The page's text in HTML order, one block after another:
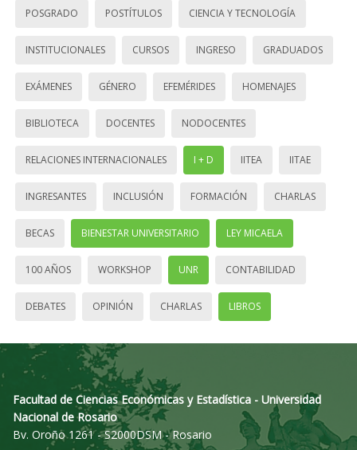
POSGRADO POSTÍTULOS CIENCIA Y TECNOLOGÍA
INSTITUCIONALES CURSOS INGRESO GRADUADOS
EXÁMENES GÉNERO EFEMÉRIDES HOMENAJES
BIBLIOTECA DOCENTES NODOCENTES
RELACIONES INTERNACIONALES I + D IITEA IITAE
INGRESANTES INCLUSIÓN FORMACIÓN CHARLAS
BECAS BIENESTAR UNIVERSITARIO LEY MICAELA
100 AÑOS WORKSHOP UNR CONTABILIDAD
DEBATES OPINIÓN CHARLAS LIBROS
Facultad de Ciencias Económicas y Estadística - Universidad
Nacional de Rosario
Bv. Oroño 1261 - S2000DSM - Rosario